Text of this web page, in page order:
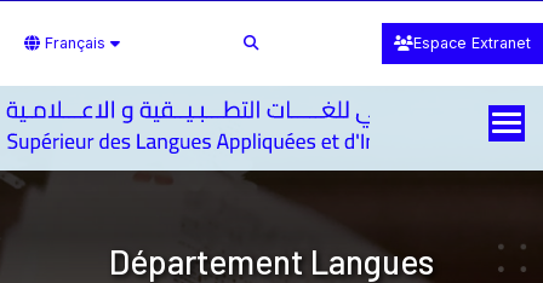
Français Espace Extranet
Département Langues